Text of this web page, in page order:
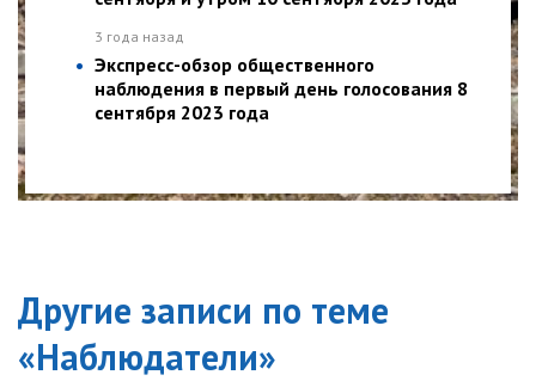
3 года назад
Экспресс-обзор общественного
наблюдения в первый день голосования 8
сентября 2023 года
Другие записи по теме
«Наблюдатели»